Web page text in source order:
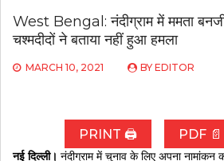
West Bengal: नंदीग्राम में ममता
चश्मदीदों ने बताया नहीं हुआ हमला
MARCH 10, 2021 BY EDITOR
PRINT 🖨 PDF 📄
नई दिल्ली। नंदीग्राम में चुनाव के लिए अपना नामांकन